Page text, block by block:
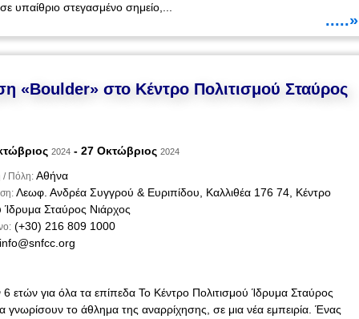
υπαίθριο στεγασμένο σημείο,...
.....»
«Boulder» στο Κέντρο Πολιτισμού Σταύρος
2024 - 27 Οκτώβριος2024
/ Πόλη: Αθήνα
Λεωφ. Ανδρέα Συγγρού & Ευριπίδου, Καλλιθέα 176 74, Κέντρο
Ίδρυμα Σταύρος Νιάρχος
(+30) 216 809 1000
info@snfcc.org
6 ετών για όλα τα επίπεδα Το Κέντρο Πολιτισμού Ίδρυμα Σταύρος
γνωρίσουν το άθλημα της αναρρίχησης, σε μια νέα εμπειρία. Ένας